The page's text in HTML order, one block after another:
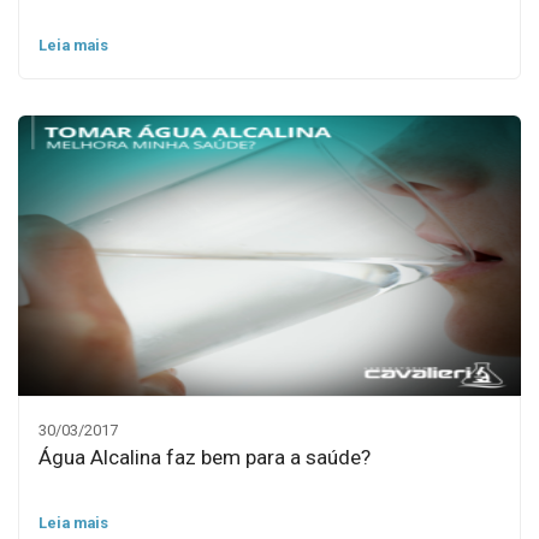
Leia mais
30/03/2017
Água Alcalina faz bem para a saúde?
Leia mais